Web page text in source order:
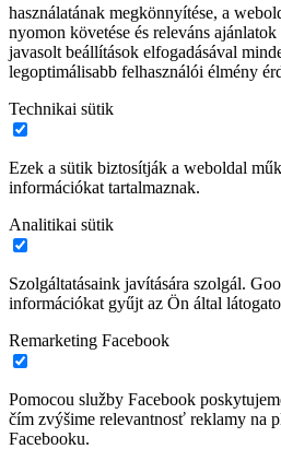
használatának megkönnyítése, a
nyomon követése és releváns
javasolt beállítások elfogadásával
legoptimálisabb felhasználói élmény
Technikai sütik
Ezek a sütik biztosítják a weboldal
információkat tartalmaznak.
Analitikai sütik
Szolgáltatásaink javítására szolgál.
információkat gyűjt az Ön által
Remarketing Facebook
Pomocou služby Facebook
čím zvýšime relevantnosť reklamy na
Facebooku.